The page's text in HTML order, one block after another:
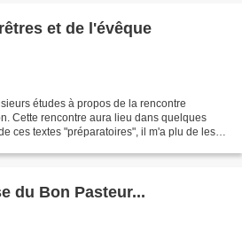
et de l'évêque
études à propos de la rencontre
Cette rencontre aura lieu dans quelques
ces textes "préparatoires", il m'a plu de les
du Bon Pasteur...